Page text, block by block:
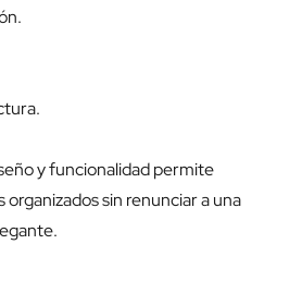
y funcionalidad permite
sin renunciar a una